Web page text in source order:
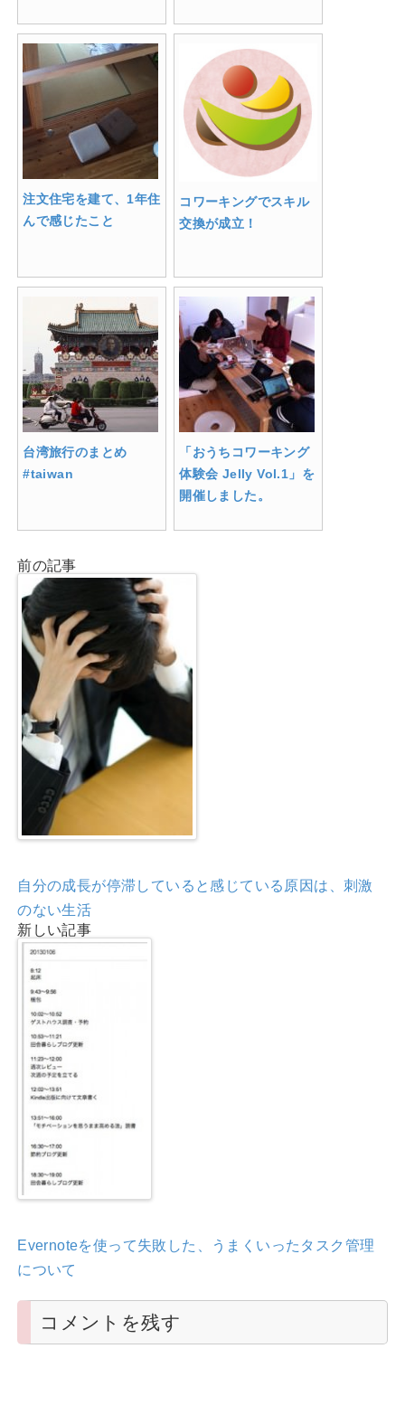
注文住宅を建て、1年住
んで感じたこと
コワーキングでスキル
交換が成立！
台湾旅行のまとめ
#taiwan
「おうちコワーキング
体験会 Jelly Vol.1」を
開催しました。
前の記事
自分の成長が停滞していると感じている原因は、刺激
のない生活
新しい記事
Evernoteを使って失敗した、うまくいったタスク管理
について
コメントを残す